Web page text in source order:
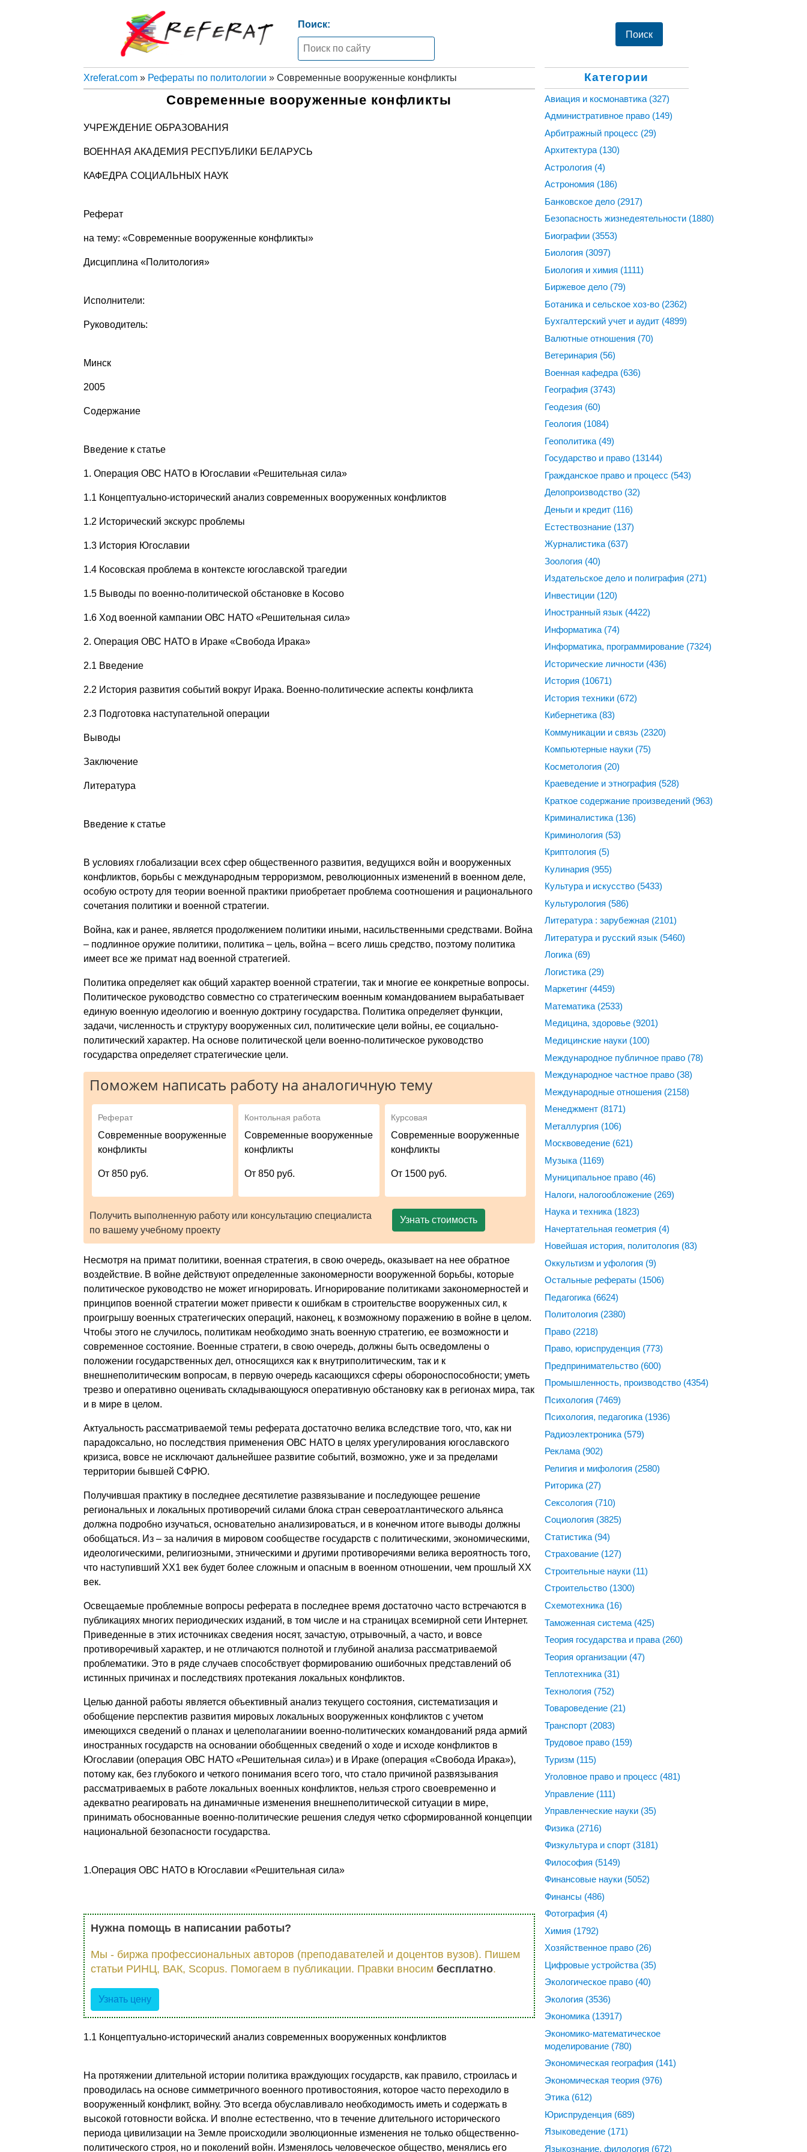
Поиск:
Xreferat.com» Рефераты по политологии » Современные вооруженные конфликты
Современные вооруженные конфликты
УЧРЕЖДЕНИЕ ОБРАЗОВАНИЯ
ВОЕННАЯ АКАДЕМИЯ РЕСПУБЛИКИ БЕЛАРУСЬ
КАФЕДРА СОЦИАЛЬНЫХ НАУК
Реферат
на тему: «Современные вооруженные конфликты»
Дисциплина «Политология»
Исполнители:
Руководитель:
Минск
2005
Содержание
Введение к статье
1. Операция ОВС НАТО в Югославии «Решительная сила»
1.1 Концептуально-исторический анализ современных вооруженных конфликтов
1.2 Исторический экскурс проблемы
1.3 История Югославии
1.4 Косовская проблема в контексте югославской трагедии
1.5 Выводы по военно-политической обстановке в Косово
1.6 Ход военной кампании ОВС НАТО «Решительная сила»
2. Операция ОВС НАТО в Ираке «Свобода Ирака»
2.1 Введение
2.2 История развития событий вокруг Ирака. Военно-политические аспекты конфликта
2.3 Подготовка наступательной операции
Выводы
Заключение
Литература
Введение к статье
В условиях глобализации всех сфер общественного развития, ведущихся войн и вооруженных
конфликтов, борьбы с международным терроризмом, революционных изменений в военном деле,
особую остроту для теории военной практики приобретает проблема соотношения и рационального
сочетания политики и военной стратегии.
Война, как и ранее, является продолжением политики иными, насильственными средствами. Война
– подлинное оружие политики, политика – цель, война – всего лишь средство, поэтому политика
имеет все же примат над военной стратегией.
Политика определяет как общий характер военной стратегии, так и многие ее конкретные вопросы.
Политическое руководство совместно со стратегическим военным командованием вырабатывает
единую военную идеологию и военную доктрину государства. Политика определяет функции,
задачи, численность и структуру вооруженных сил, политические цели войны, ее социально-
политический характер. На основе политической цели военно-политическое руководство
государства определяет стратегические цели.
Поможем написать работу на аналогичную тему
Реферат
Современные вооруженные
конфликты
От 850 руб.
Контольная работа
Современные вооруженные
конфликты
От 850 руб.
Курсовая
Современные вооруженные
конфликты
От 1500 руб.
Получить выполненную работу или консультацию специалиста
по вашему учебному проекту
Узнать стоимость
Несмотря на примат политики, военная стратегия, в свою очередь, оказывает на нее обратное
воздействие. В войне действуют определенные закономерности вооруженной борьбы, которые
политическое руководство не может игнорировать. Игнорирование политиками закономерностей и
принципов военной стратегии может привести к ошибкам в строительстве вооруженных сил, к
проигрышу военных стратегических операций, наконец, к возможному поражению в войне в целом.
Чтобы этого не случилось, политикам необходимо знать военную стратегию, ее возможности и
современное состояние. Военные стратеги, в свою очередь, должны быть осведомлены о
положении государственных дел, относящихся как к внутриполитическим, так и к
внешнеполитическим вопросам, в первую очередь касающихся сферы обороноспособности; уметь
трезво и оперативно оценивать складывающуюся оперативную обстановку как в регионах мира, так
и в мире в целом.
Актуальность рассматриваемой темы реферата достаточно велика вследствие того, что, как ни
парадоксально, но последствия применения ОВС НАТО в целях урегулирования югославского
кризиса, вовсе не исключают дальнейшее развитие событий, возможно, уже и за пределами
территории бывшей СФРЮ.
Получившая практику в последнее десятилетие развязывание и последующее решение
региональных и локальных противоречий силами блока стран североатлантического альянса
должна подробно изучаться, основательно анализироваться, и в конечном итоге выводы должны
обобщаться. Из – за наличия в мировом сообществе государств с политическими, экономическими,
идеологическими, религиозными, этническими и другими противоречиями велика вероятность того,
что наступивший ХХ1 век будет более сложным и опасным в военном отношении, чем прошлый ХХ
век.
Освещаемые проблемные вопросы реферата в последнее время достаточно часто встречаются в
публикациях многих периодических изданий, в том числе и на страницах всемирной сети Интернет.
Приведенные в этих источниках сведения носят, зачастую, отрывочный, а часто, и вовсе
противоречивый характер, и не отличаются полнотой и глубиной анализа рассматриваемой
проблематики. Это в ряде случаев способствует формированию ошибочных представлений об
истинных причинах и последствиях протекания локальных конфликтов.
Целью данной работы является объективный анализ текущего состояния, систематизация и
обобщение перспектив развития мировых локальных вооруженных конфликтов с учетом
имеющихся сведений о планах и целеполаганиии военно-политических командований ряда армий
иностранных государств на основании обобщенных сведений о ходе и исходе конфликтов в
Югославии (операция ОВС НАТО «Решительная сила») и в Ираке (операция «Свобода Ирака»),
потому как, без глубокого и четкого понимания всего того, что стало причиной развязывания
рассматриваемых в работе локальных военных конфликтов, нельзя строго своевременно и
адекватно реагировать на динамичные изменения внешнеполитической ситуации в мире,
принимать обоснованные военно-политические решения следуя четко сформированной концепции
национальной безопасности государства.
1.Операция ОВС НАТО в Югославии «Решительная сила»
Нужна помощь в написании работы?
Мы - биржа профессиональных авторов (преподавателей и доцентов вузов). Пишем
статьи РИНЦ, ВАК, Scopus. Помогаем в публикации. Правки вносим бесплатно.
Узнать цену
1.1 Концептуально-исторический анализ современных вооруженных конфликтов
На протяжении длительной истории политика враждующих государств, как правило, строилась и
проводилась на основе симметричного военного противостояния, которое часто переходило в
вооруженный конфликт, войну. Это всегда обуславливало необходимость иметь и содержать в
высокой готовности войска. И вполне естественно, что в течение длительного исторического
периода цивилизации на Земле происходили эволюционные изменения не только общественно-
политического строя, но и поколений войн. Изменялось человеческое общество, менялись его
Категории
Авиация и космонавтика (327)
Административное право (149)
Арбитражный процесс (29)
Архитектура (130)
Астрология (4)
Астрономия (186)
Банковское дело (2917)
Безопасность жизнедеятельности (1880)
Биографии (3553)
Биология (3097)
Биология и химия (1111)
Биржевое дело (79)
Ботаника и сельское хоз-во (2362)
Бухгалтерский учет и аудит (4899)
Валютные отношения (70)
Ветеринария (56)
Военная кафедра (636)
География (3743)
Геодезия (60)
Геология (1084)
Геополитика (49)
Государство и право (13144)
Гражданское право и процесс (543)
Делопроизводство (32)
Деньги и кредит (116)
Естествознание (137)
Журналистика (637)
Зоология (40)
Издательское дело и полиграфия (271)
Инвестиции (120)
Иностранный язык (4422)
Информатика (74)
Информатика, программирование (7324)
Исторические личности (436)
История (10671)
История техники (672)
Кибернетика (83)
Коммуникации и связь (2320)
Компьютерные науки (75)
Косметология (20)
Краеведение и этнография (528)
Краткое содержание произведений (963)
Криминалистика (136)
Криминология (53)
Криптология (5)
Кулинария (955)
Культура и искусство (5433)
Культурология (586)
Литература : зарубежная (2101)
Литература и русский язык (5460)
Логика (69)
Логистика (29)
Маркетинг (4459)
Математика (2533)
Медицина, здоровье (9201)
Медицинские науки (100)
Международное публичное право (78)
Международное частное право (38)
Международные отношения (2158)
Менеджмент (8171)
Металлургия (106)
Москвоведение (621)
Музыка (1169)
Муниципальное право (46)
Налоги, налогообложение (269)
Наука и техника (1823)
Начертательная геометрия (4)
Новейшая история, политология (83)
Оккультизм и уфология (9)
Остальные рефераты (1506)
Педагогика (6624)
Политология (2380)
Право (2218)
Право, юриспруденция (773)
Предпринимательство (600)
Промышленность, производство (4354)
Психология (7469)
Психология, педагогика (1936)
Радиоэлектроника (579)
Реклама (902)
Религия и мифология (2580)
Риторика (27)
Сексология (710)
Социология (3825)
Статистика (94)
Страхование (127)
Строительные науки (11)
Строительство (1300)
Схемотехника (16)
Таможенная система (425)
Теория государства и права (260)
Теория организации (47)
Теплотехника (31)
Технология (752)
Товароведение (21)
Транспорт (2083)
Трудовое право (159)
Туризм (115)
Уголовное право и процесс (481)
Управление (111)
Управленческие науки (35)
Физика (2716)
Физкультура и спорт (3181)
Философия (5149)
Финансовые науки (5052)
Финансы (486)
Фотография (4)
Химия (1792)
Хозяйственное право (26)
Цифровые устройства (35)
Экологическое право (40)
Экология (3536)
Экономика (13917)
Экономико-математическое
моделирование (780)
Экономическая география (141)
Экономическая теория (976)
Этика (612)
Юриспруденция (689)
Языковедение (171)
Языкознание, филология (672)